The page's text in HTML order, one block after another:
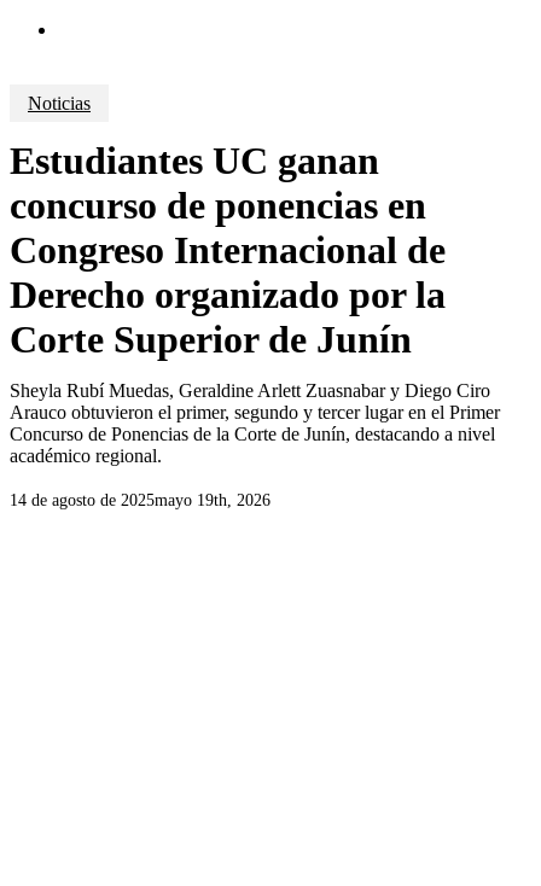
Noticias
Estudiantes UC ganan
concurso de ponencias en
Congreso Internacional de
Derecho organizado por la
Corte Superior de Junín
Sheyla Rubí Muedas, Geraldine Arlett Zuasnabar y Diego Ciro
Arauco obtuvieron el primer, segundo y tercer lugar en el Primer
Concurso de Ponencias de la Corte de Junín, destacando a nivel
académico regional.
14 de agosto de 2025mayo 19th, 2026